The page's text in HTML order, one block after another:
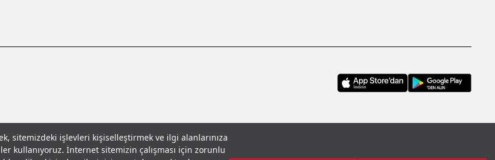
sitemizdeki işlevleri kişiselleştirmek ve ilgi alanlarınıza
kullanıyoruz. İnternet sitemizin çalışması için zorunlu
Leecooper - Tüm Hakları Saklıdır.